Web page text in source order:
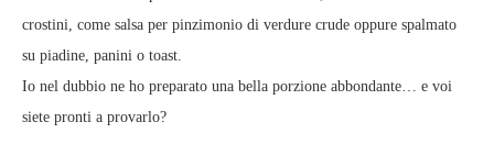
crostini, come salsa per pinzimonio di verdure crude oppure spalmato
su piadine, panini o toast.
Io nel dubbio ne ho preparato una bella porzione abbondante… e voi
siete pronti a provarlo?